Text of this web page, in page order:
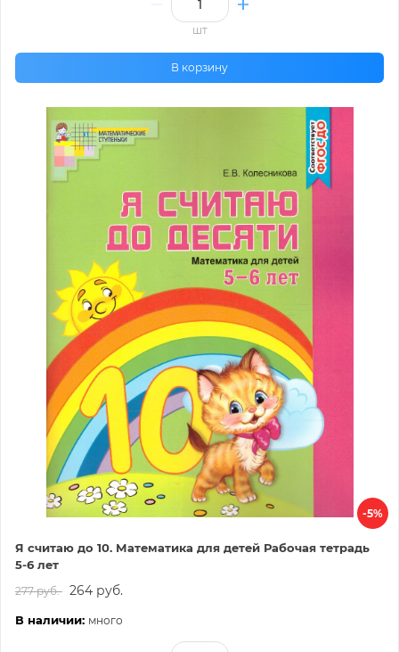
шт
В корзину
-5%
Я считаю до 10. Математика для детей Рабочая тетрадь
5-6 лет
277 руб. 264 руб.
В наличии: много